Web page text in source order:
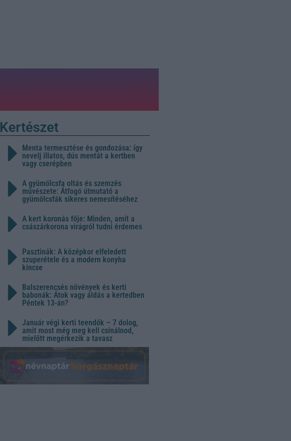
Kertészet
Menta termesztése és gondozása: így
nevelj illatos, dús mentát a kertben
vagy cserépben
A gyümölcsfa oltás és szemzés
művészete: Átfogó útmutató a
gyümölcsfák sikeres nemesítéséhez
A kert koronás fője: Minden, amit a
császárkorona virágról tudni érdemes
Pasztinák: A középkor elfeledett
szuperétele és a modern konyha
kincse
Balszerencsés növények és kerti
babonák: Átok vagy áldás a kertedben
Péntek 13-án?
Január végi kerti teendők – 7 dolog,
amit most még meg kell csinálnod,
mielőtt megérkezik a tavasz